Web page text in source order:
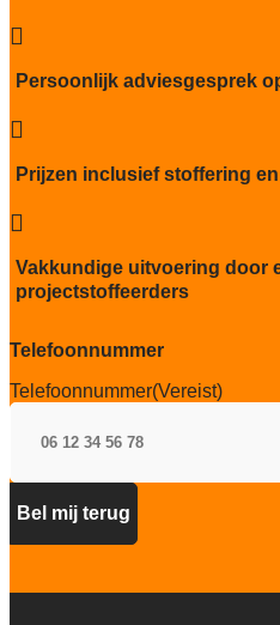
Brandwerend
Ja
hergebruikt worden als
nieuwe tapijttegels.
Particulier gebruik
Project gebruik

Persoonlijk adviesgesprek

Prijzen inclusief stoffering

Vakkundige uitvoering door
projectstoffeerders
Telefoonnummer
Telefoonnummer(Vereist)